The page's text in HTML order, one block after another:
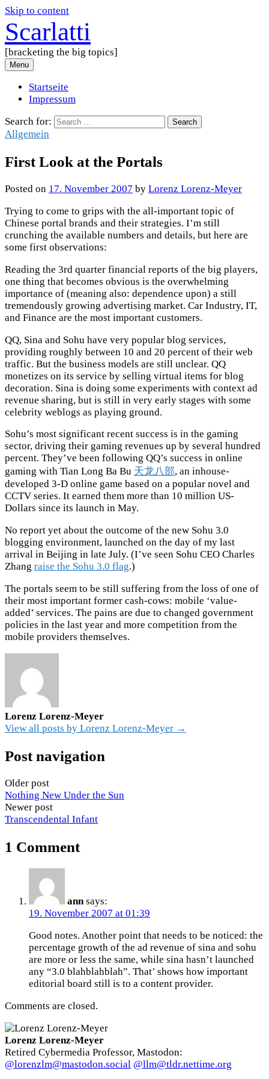
Skip to content
Scarlatti
[bracketing the big topics]
Menu
Startseite
Impressum
Search for:
Allgemein
First Look at the Portals
Posted on 17. November 2007 by Lorenz Lorenz-Meyer
Trying to come to grips with the all-important topic of
Chinese portal brands and their strategies. I’m still
crunching the available numbers and details, but here are
some first observations:
Reading the 3rd quarter financial reports of the big players,
one thing that becomes obvious is the overwhelming
importance of (meaning also: dependence upon) a still
tremendously growing advertising market. Car Industry, IT,
and Finance are the most important customers.
QQ, Sina and Sohu have very popular blog services,
providing roughly between 10 and 20 percent of their web
traffic. But the business models are still unclear. QQ
monetizes on its service by selling virtual items for blog
decoration. Sina is doing some experiments with context ad
revenue sharing, but is still in very early stages with some
celebrity weblogs as playing ground.
Sohu’s most significant recent success is in the gaming
sector, driving their gaming revenues up by several hundred
percent. They’ve been following QQ’s success in online
gaming with Tian Long Ba Bu 天龙八部, an inhouse-
developed 3-D online game based on a popular novel and
CCTV series. It earned them more than 10 million US-
Dollars since its launch in May.
No report yet about the outcome of the new Sohu 3.0
blogging environment, launched on the day of my last
arrival in Beijing in late July. (I’ve seen Sohu CEO Charles
Zhang raise the Sohu 3.0 flag.)
The portals seem to be still suffering from the loss of one of
their most important former cash-cows: mobile ‘value-
added’ services. The pains are due to changed government
policies in the last year and more competition from the
mobile providers themselves.
Lorenz Lorenz-Meyer
View all posts by Lorenz Lorenz-Meyer →
Post navigation
Older post
Nothing New Under the Sun
Newer post
Transcendental Infant
1 Comment
ann says:
19. November 2007 at 01:39
Good notes. Another point that needs to be noticed: the
percentage growth of the ad revenue of sina and sohu
are more or less the same, while sina hasn’t launched
any “3.0 blahblahblah”. That’ shows how important
editorial board still is to a content provider.
Comments are closed.
Lorenz Lorenz-Meyer
Retired Cybermedia Professor, Mastodon:
@lorenzlm@mastodon.social @llm@tldr.nettime.org